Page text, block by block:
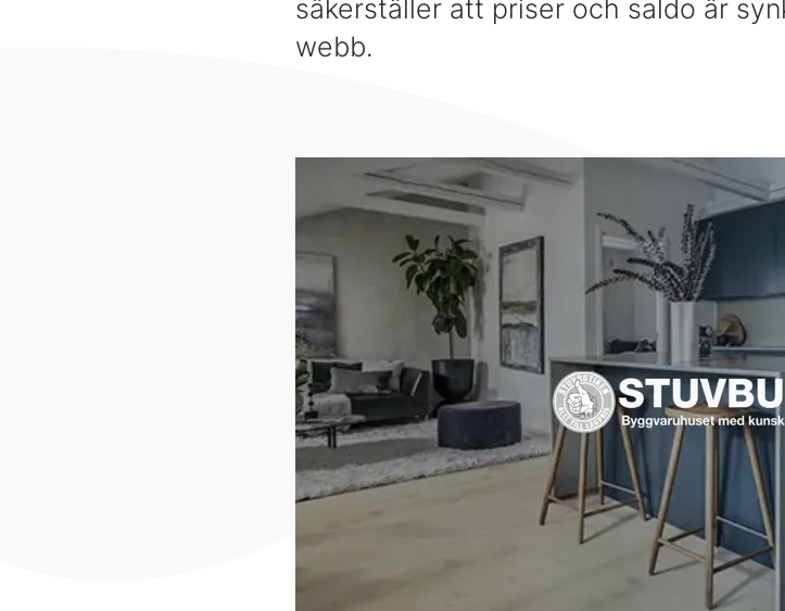
säkerställer att priser och saldo är
webb.